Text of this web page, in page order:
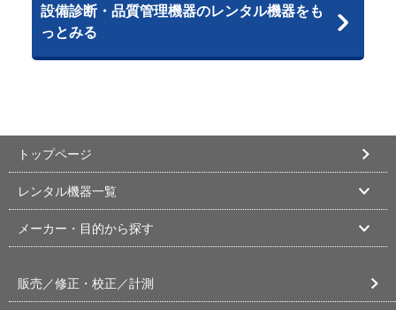
設備診断・品質管理機器のレンタル機器をも
っとみる
トップページ
レンタル機器一覧
メーカー・目的から探す
販売／修正・校正／計測